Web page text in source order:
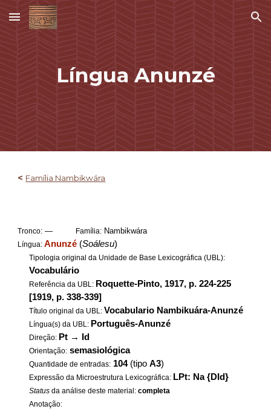
Skip to main content Skip to navigation
Língua Anunzé
< Família Nambikwára
Tronco: — Família: Nambikwára
Língua:Anunzé (Soálesu)
Tipologia original da Unidade de Base Lexicográfica (UBL):
Vocabulário
Referência da UBL: Roquette-Pinto, 1917, p. 224-225
[1919, p. 338-339]
Título original da UBL: Vocabulario Nambikuára-Anunzé
Língua(s) da UBL: Português-Anunzé
Direção: Pt → Id
Orientação: semasiológica
Quantidade de entradas: 104(tipoA3)
Expressão da Microestrutura Lexicográfica: LPt: Na {DId}
Status da análise deste material:completa
Anotação: